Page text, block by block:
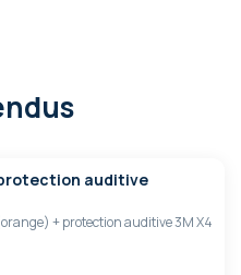
auditive
+ protection auditive 3M X4